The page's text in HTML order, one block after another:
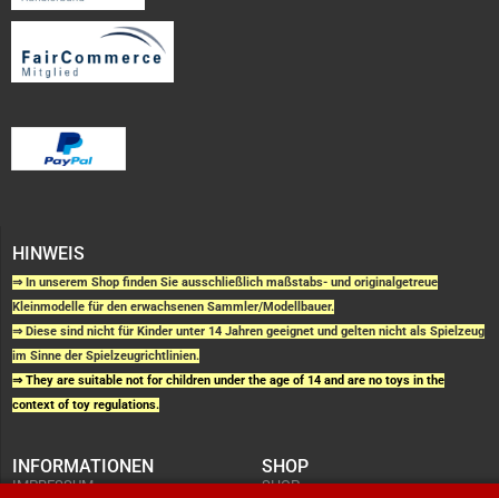
HINWEIS
⇒ In unserem Shop finden Sie ausschließlich maßstabs- und originalgetreue
Kleinmodelle für den erwachsenen Sammler/Modellbauer.
⇒ Diese sind nicht für Kinder unter 14 Jahren geeignet und gelten nicht als Spielzeug
im Sinne der Spielzeugrichtlinien.
⇒ They are suitable not for children under the age of 14 and are no toys in the
context of toy regulations.
INFORMATIONEN
IMPRESSUM
SHOP
SHOP